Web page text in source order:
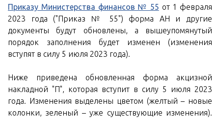
Приказу Министерства финансов № 55 от 1 февраля
2023 года ("Приказ № 55") форма АН и другие
документы будут обновлены, а вышеупомянутый
порядок заполнения будет изменен (изменения
вступят в силу 5 июля 2023 года).
Ниже приведена обновленная форма акцизной
накладной "П", которая вступит в силу 5 июля 2023
года. Изменения выделены цветом (желтый – новые
колонки, зеленый – уже существующие изменения).